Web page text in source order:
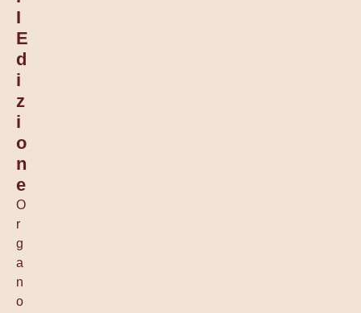
I
E
D
I
Z
I
O
N
E
O
r
g
a
n
o